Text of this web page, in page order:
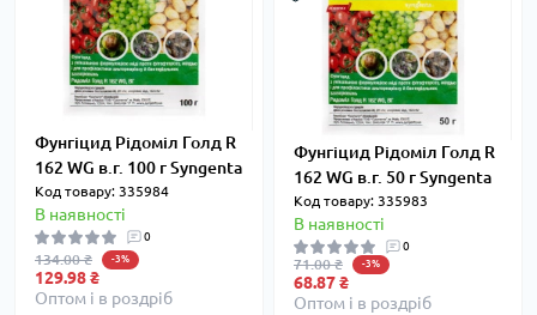
Фунгіцид Рідоміл Голд R
162 WG в.г. 100 г Syngenta
Код товару: 335984
В наявності
0
134.00 ₴ -3%
129.98 ₴
Оптом і в роздріб
Фунгіцид Рідоміл Голд R
162 WG в.г. 50 г Syngenta
Код товару: 335983
В наявності
0
71.00 ₴ -3%
68.87 ₴
Оптом і в роздріб